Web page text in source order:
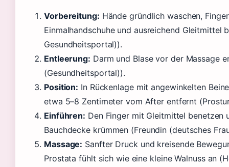
Vorbereitung: Hände gründlich waschen,
Einmalhandschuhe und ausreichend Gleitmittel
Gesundheitsportal)).
Entleerung: Darm und Blase vor der Massage
(Gesundheitsportal)).
Position: In Rückenlage mit angewinkelten
etwa 5–8 Zentimeter vom After entfernt
Einführen: Den Finger mit Gleitmittel benetzen
Bauchdecke krümmen (Freundin (deutsches
Massage: Sanfter Druck und kreisende
Prostata fühlt sich wie eine kleine Walnuss an